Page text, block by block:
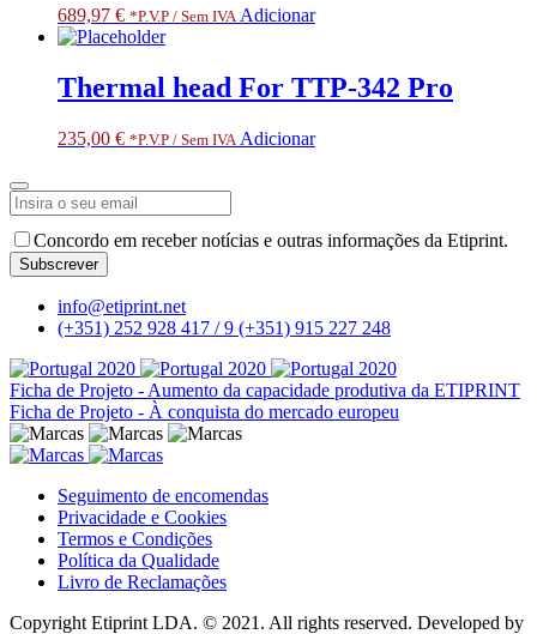
689,97 € *P.V.P / Sem IVA Adicionar
Thermal head For TTP-342 Pro
235,00 € *P.V.P / Sem IVA Adicionar
Website*
Concordo em receber notícias e outras informações da Etiprint.
Subscrever
info@etiprint.net
(+351) 252 928 417 / 9 (+351) 915 227 248
Ficha de Projeto - Aumento da capacidade produtiva da ETIPRINT
Ficha de Projeto - À conquista do mercado europeu
Seguimento de encomendas
Privacidade e Cookies
Termos e Condições
Política da Qualidade
Livro de Reclamações
Copyright Etiprint LDA. © 2021. All rights reserved. Developed by